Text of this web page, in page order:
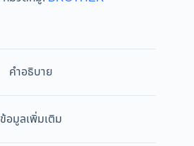
คำอธิบาย
ข้อมูลเพิ่มเติม